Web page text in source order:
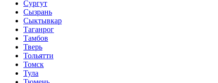
Сургут
Сызрань
Сыктывкар
Таганрог
Тамбов
Тверь
Тольятти
Томск
Тула